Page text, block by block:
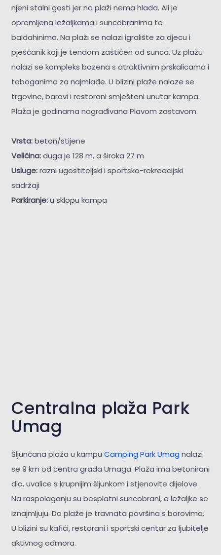
njeni stalni gosti jer na plaži nema hlada. Ali je
opremljena ležaljkama i suncobranima te
baldahinima. Na plaži se nalazi igralište za djecu i
pješčanik koji je tendom zaštićen od sunca. Uz plažu
nalazi se kompleks bazena s atraktivnim prskalicama i
toboganima za najmlađe. U blizini plaže nalaze se
trgovine, barovi i restorani smješteni unutar kampa.
Plaža je godinama nagrađivana Plavom zastavom.
Vrsta:beton/stijene
Veličina:duga je 128 m, a široka 27 m
Usluge:razni ugostiteljski i sportsko-rekreacijski
sadržaji
Parkiranje:u sklopu kampa
Centralna plaža Park
Umag
Šljunčana plaža u kampu Camping Park Umag nalazi
se 9 km od centra grada Umaga. Plaža ima betonirani
dio, uvalice s krupnijim šljunkom i stjenovite dijelove.
Na raspolaganju su besplatni suncobrani, a ležaljke se
iznajmljuju. Do plaže je travnata površina s borovima.
U blizini su kafići, restorani i sportski centar za ljubitelje
aktivnog odmora.